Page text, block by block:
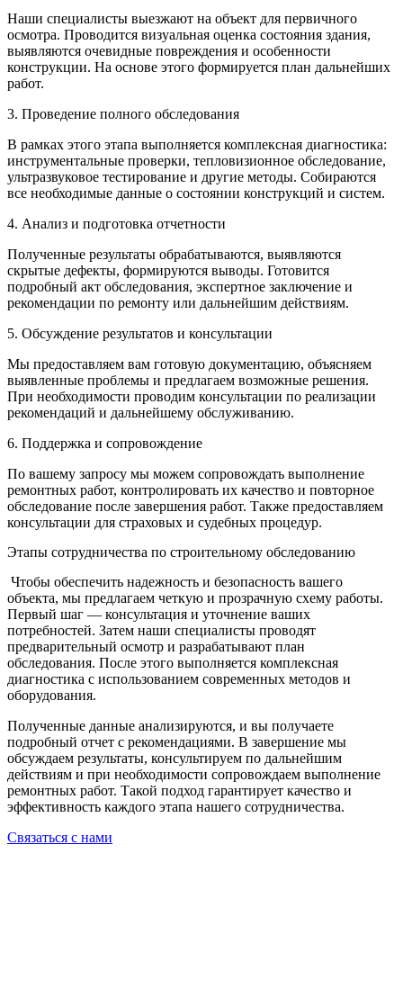
Наши специалисты выезжают на объект для первичного
осмотра. Проводится визуальная оценка состояния здания,
выявляются очевидные повреждения и особенности
конструкции. На основе этого формируется план дальнейших
работ.
3. Проведение полного обследования
В рамках этого этапа выполняется комплексная диагностика:
инструментальные проверки, тепловизионное обследование,
ультразвуковое тестирование и другие методы. Собираются
все необходимые данные о состоянии конструкций и систем.
4. Анализ и подготовка отчетности
Полученные результаты обрабатываются, выявляются
скрытые дефекты, формируются выводы. Готовится
подробный акт обследования, экспертное заключение и
рекомендации по ремонту или дальнейшим действиям.
5. Обсуждение результатов и консультации
Мы предоставляем вам готовую документацию, объясняем
выявленные проблемы и предлагаем возможные решения.
При необходимости проводим консультации по реализации
рекомендаций и дальнейшему обслуживанию.
6. Поддержка и сопровождение
По вашему запросу мы можем сопровождать выполнение
ремонтных работ, контролировать их качество и повторное
обследование после завершения работ. Также предоставляем
консультации для страховых и судебных процедур.
Этапы сотрудничества по строительному обследованию
Чтобы обеспечить надежность и безопасность вашего
объекта, мы предлагаем четкую и прозрачную схему работы.
Первый шаг — консультация и уточнение ваших
потребностей. Затем наши специалисты проводят
предварительный осмотр и разрабатывают план
обследования. После этого выполняется комплексная
диагностика с использованием современных методов и
оборудования.
Полученные данные анализируются, и вы получаете
подробный отчет с рекомендациями. В завершение мы
обсуждаем результаты, консультируем по дальнейшим
действиям и при необходимости сопровождаем выполнение
ремонтных работ. Такой подход гарантирует качество и
эффективность каждого этапа нашего сотрудничества.
Связаться с нами